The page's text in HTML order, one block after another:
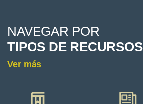
NAVEGAR POR
TIPOS DE RECURSOS
Ver más